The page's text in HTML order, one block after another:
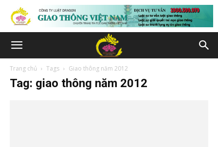
Trang chủ Tags Giao thông năm 2012
Tag: giao thông năm 2012